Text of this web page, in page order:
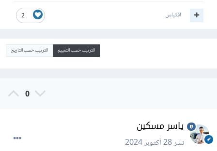
2 اقتباس
الترتيب حسب التقييم الترتيب حسب التاريخ
0
ياسر مسكين
نشر28 أكتوبر 2024